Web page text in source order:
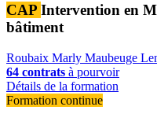
CAP Intervention en
bâtiment
Roubaix Marly Maubeuge
64 contrats à pourvoir
Détails de la formation
Formation continue